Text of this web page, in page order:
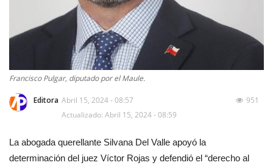
Francisco Pulgar, diputado por el Maule.
Editora Abril 15, 2024 - 08:57
Actualizado: Abril 15, 2024 - 08:59
951
La abogada querellante Silvana Del Valle apoyó la
determinación del juez Víctor Rojas y defendió el “derecho al